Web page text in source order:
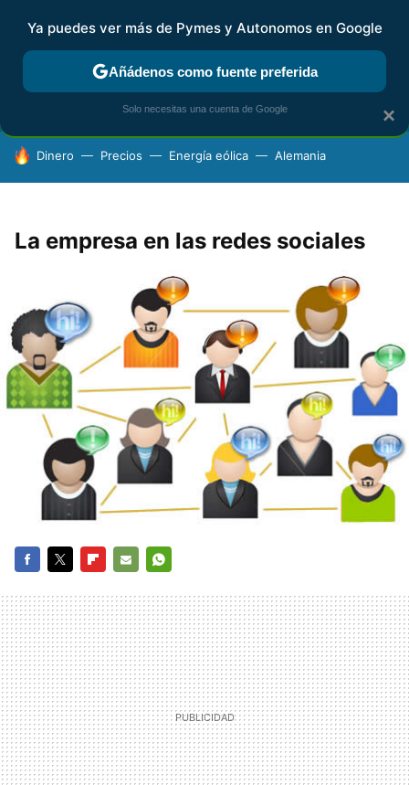
FISCALIDAD Y CONTABILIDAD KIT DIGITAL RENTA
HOY SE HABLA DE
Dinero Precios Energía eólica Alemania
La empresa en las redes sociales
MAIL
×
Ya puedes ver más de Pymes y Autonomos en Google
Añádenos como fuente preferida
Solo necesitas una cuenta de Google